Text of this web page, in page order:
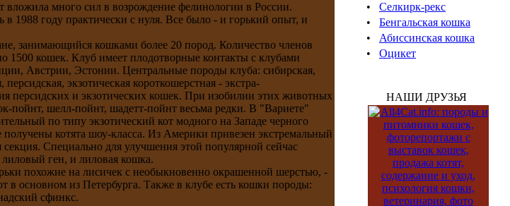
вложила много сил в возрождение фелинологии в России.
1988 году практически с нуля. Все было - и горький опыт, и
занимающийся кошками более 20 пород. Количество членов
1500 кошек. Клуб имеет плодотворные контакты с клубами
Австрии, Эстонии. Центральные породы клуба: сибирская,
экзотическая короткошерстная - экстра-
персидских и экзотических кошек. При изобилии этих животных
пойнт, шелл-пойнт, шадетт-пойнт весьма редки. В "Вариете"
по типу экзотический кот модного на Западе черного
котята шоу-класса. Из Америки привезен экстремальный
Специально для улучшения этой популярной сейчас
ген, и лиловая кошка.
похожие на лисичек с необыкновенно окрашенной шерстью, -
в основном из Петербурга. Также в клубе есть кошки породы:
сфинкс.
• Селкирк-рекс
• Бенгальская кошка
• Абиссинская кошка
• Оцикет
НАШИ ДРУЗЬЯ